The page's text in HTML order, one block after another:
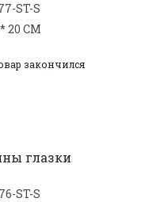
ST-S
20 СМ
закончился
глазки
ST-S